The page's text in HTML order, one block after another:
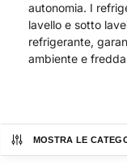
autonomia. I
lavello e sotto
refrigerante,
ambiente e
MOSTRA LE